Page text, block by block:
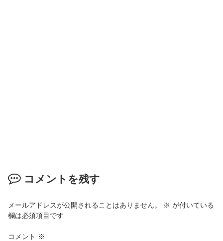
コメントを残す
メールアドレスが公開されることはありません。 ※ が付いている
欄は必須項目です
コメント ※